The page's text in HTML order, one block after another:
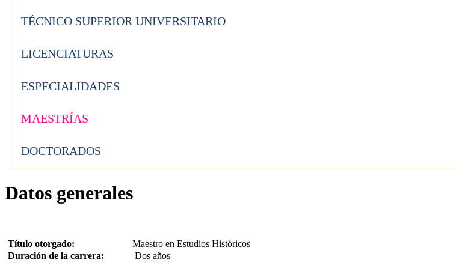
TÉCNICO SUPERIOR UNIVERSITARIO
LICENCIATURAS
ESPECIALIDADES
MAESTRÍAS
DOCTORADOS
Datos generales
Título otorgado:
Maestro en Estudios Históricos
Duración de la carrera:
Dos años